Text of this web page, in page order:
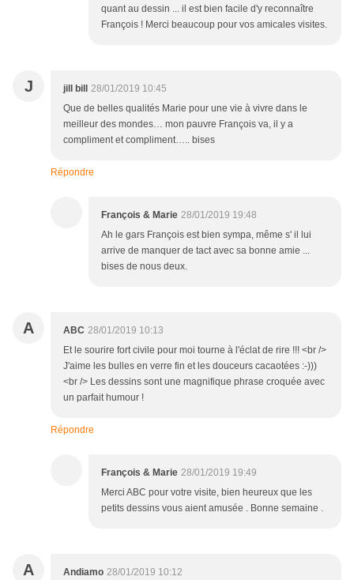
quant au dessin ... il est bien facile d'y reconnaître
François ! Merci beaucoup pour vos amicales visites.
J jill bill
28/01/2019 10:45
Que de belles qualités Marie pour une vie à vivre dans le
meilleur des mondes… mon pauvre François va, il y a
compliment et compliment….. bises
Répondre
François & Marie 28/01/2019 19:48
Ah le gars François est bien sympa, même s' il lui
arrive de manquer de tact avec sa bonne amie ...
bises de nous deux.
A ABC 28/01/2019 10:13
Et le sourire fort civile pour moi tourne à l'éclat de rire !!! <br />
J'aime les bulles en verre fin et les douceurs cacaotées :-)))
<br /> Les dessins sont une magnifique phrase croquée avec
un parfait humour !
Répondre
François & Marie 28/01/2019 19:49
Merci ABC pour votre visite, bien heureux que les
petits dessins vous aient amusée . Bonne semaine .
A Andiamo 28/01/2019 10:12